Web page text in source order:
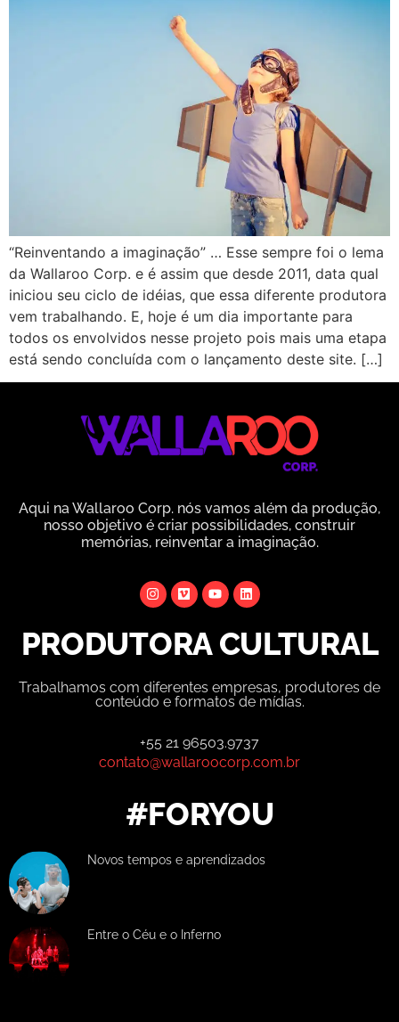
“Reinventando a imaginação” … Esse sempre foi o lema
da Wallaroo Corp. e é assim que desde 2011, data qual
iniciou seu ciclo de idéias, que essa diferente produtora
vem trabalhando. E, hoje é um dia importante para
todos os envolvidos nesse projeto pois mais uma etapa
está sendo concluída com o lançamento deste site. […]
Aqui na Wallaroo Corp. nós vamos além da produção,
nosso objetivo é criar possibilidades, construir
memórias, reinventar a imaginação.
PRODUTORA CULTURAL
Trabalhamos com diferentes empresas, produtores de
conteúdo e formatos de mídias.
+55 21 96503.9737
contato@wallaroocorp.com.br
#FORYOU
Novos tempos e aprendizados
Entre o Céu e o Inferno